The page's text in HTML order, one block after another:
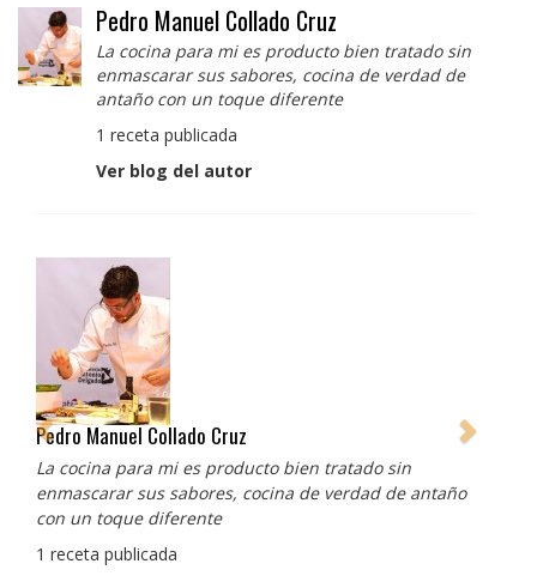
Pedro Manuel Collado Cruz
La cocina para mi es producto bien tratado sin
enmascarar sus sabores, cocina de verdad de
antaño con un toque diferente
1 receta publicada
Ver blog del autor
Albert Adrià
Redes sociales:
https://www.instagram.com/enigma_albertadria/
https://www.instagram.com/albertadriaprojects/
3 recetas publicadas